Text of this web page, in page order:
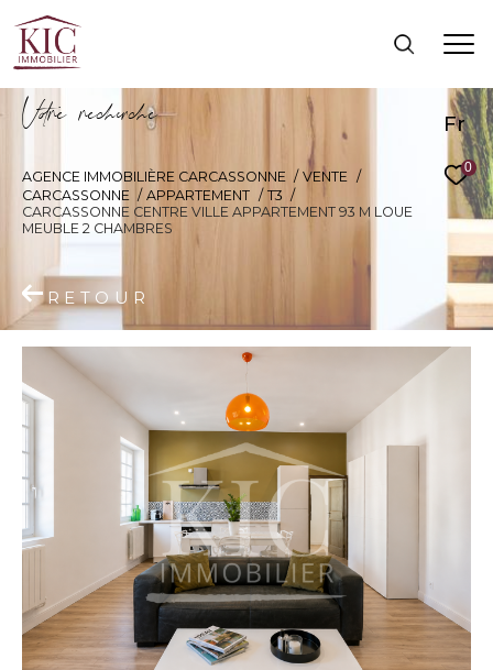
Fr
0
Vore recece
AGENCE IMMOBILIÈRE CARCASSONNE
VENTE
CARCASSONNE
APPARTEMENT
T3
CARCASSONNE CENTRE VILLE APPARTEMENT 93 M LOUE
MEUBLE 2 CHAMBRES
RETOUR